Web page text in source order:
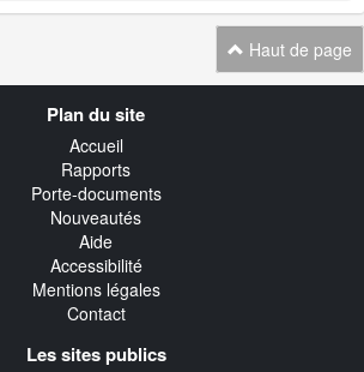
Haut de page
Plan du site
Accueil
Rapports
Porte-documents
Nouveautés
Aide
Accessibilité
Mentions légales
Contact
Les sites publics